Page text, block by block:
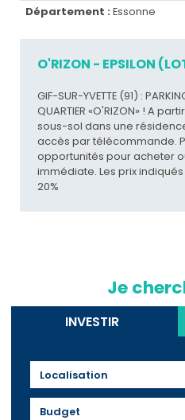
Département : Essonne
O'RIZON - EPSILON
GIF-SUR-YVETTE (91) :
QUARTIER «O'RIZON» ! A
sous-sol dans une
accès par télécommande.
opportunités pour acheter
immédiate. Les prix indiqués
20%
Je
INVESTIR
Budget